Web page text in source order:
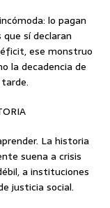
lo pagan
sí declaran
ese monstruo
la decadencia de
La historia
suena a crisis
a instituciones
justicia social.